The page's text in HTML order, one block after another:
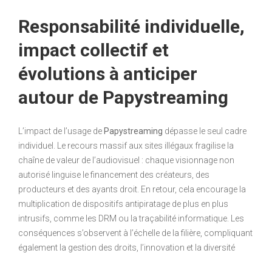
Responsabilité individuelle,
impact collectif et
évolutions à anticiper
autour de Papystreaming
L’impact de l’usage de Papystreaming dépasse le seul cadre
individuel. Le recours massif aux sites illégaux fragilise la
chaîne de valeur de l’audiovisuel : chaque visionnage non
autorisé linguise le financement des créateurs, des
producteurs et des ayants droit. En retour, cela encourage la
multiplication de dispositifs antipiratage de plus en plus
intrusifs, comme les DRM ou la traçabilité informatique. Les
conséquences s’observent à l’échelle de la filière, compliquant
également la gestion des droits, l’innovation et la diversité